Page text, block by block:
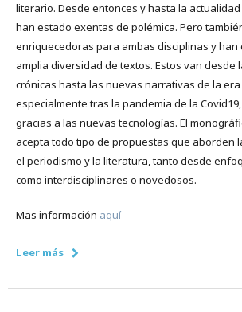
literario. Desde entonces y hasta la
han estado exentas de polémica. Pero
enriquecedoras para ambas disciplinas y han
amplia diversidad de textos. Estos van desde
crónicas hasta las nuevas narrativas de la
especialmente tras la pandemia de la
gracias a las nuevas tecnologías. El
acepta todo tipo de propuestas que aborden
el periodismo y la literatura, tanto desde
como interdisciplinares o novedosos.
Mas información aquí
Leer más